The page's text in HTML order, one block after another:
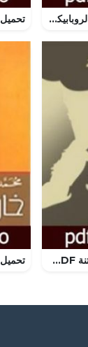
تحميل كتاب حافظ بتاع الروبابيكيا PDF تأليف نعيم صبري مجانا [كامل]
تحميل كتاب لادياس الفاتنة PDF تأليف أحمد شوقي مجانا [كامل]